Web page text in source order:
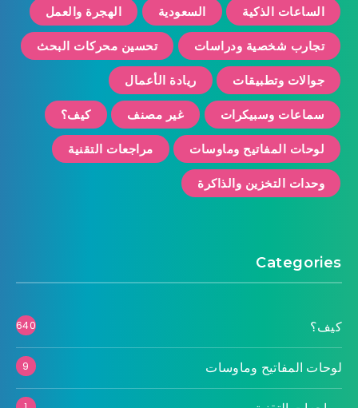
الساعات الذكية السعودية الهجرة والعمل
تجارب شخصية ودراسات تحسين محركات البحث
جوالات وتطبيقات ريادة الأعمال
سماعات وسبيكرات غير مصنف كيف؟
لوحات المفاتيح وماوسات مراجعات التقنية
وحدات التخزين والذاكرة
Categories
كيف؟ 640
لوحات المفاتيح وماوسات 9